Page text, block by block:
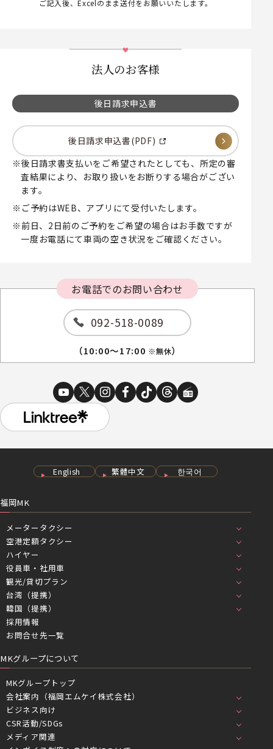
ご記入後、Excelのまま送付をお願いいたします。
法人のお客様
後日請求申込書
後日請求申込書(PDF)
後日請求書支払いをご希望されたとしても、所定の審
査結果により、お取り扱いをお断りする場合がござい
ます。
ご予約はWEB、アプリにて受付いたします。
前日、2日前のご予約をご希望の場合はお手数ですが
一度お電話にて車両の空き状況をご確認ください。
お電話でのお問い合わせ
092-518-0089
（10:00～17:00 ※無休）
English 繁體中文 한국어
福岡MK
メータータクシー
空港定額タクシー
ハイヤー
役員車・社用車
観光/貸切プラン
台湾（提携）
韓国（提携）
採用情報
お問合せ先一覧
MKグループについて
MKグループトップ
会社案内（福岡エムケイ株式会社）
ビジネス向け
CSR活動/SDGs
メディア関連